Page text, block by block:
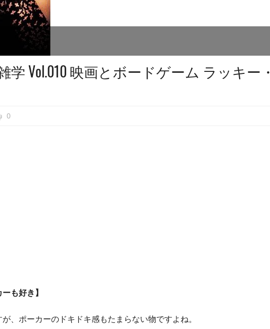
Vol.010 映画とボードゲーム ラッキー・
0
も好き】
、ポーカーのドキドキ感もたまらない物ですよね。